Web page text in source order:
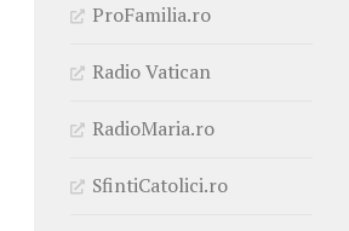
ProFamilia.ro
Radio Vatican
RadioMaria.ro
SfintiCatolici.ro